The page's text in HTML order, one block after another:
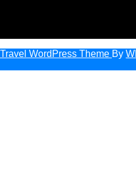
Travel WordPress Theme By